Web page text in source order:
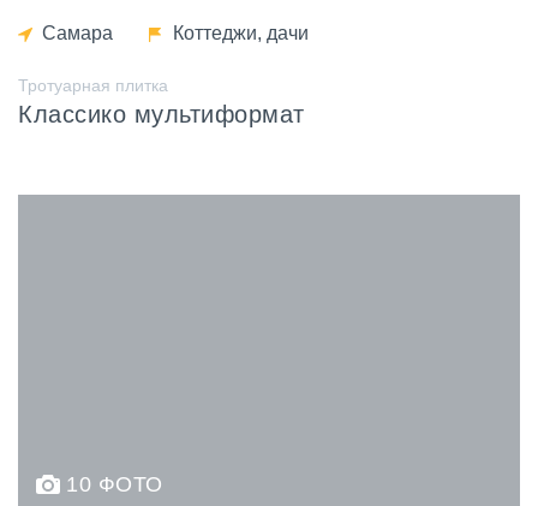
Самара Коттеджи, дачи
Тротуарная плитка
Классико мультиформат
10 ФОТО